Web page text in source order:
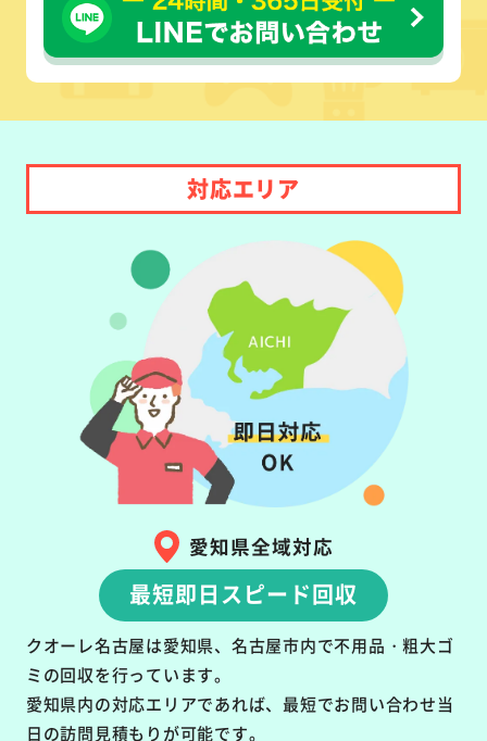
対応エリア
愛知県全域対応
最短即日スピード回収
クオーレ名古屋は愛知県、名古屋市内で不用品・粗大ゴ
ミの回収を行っています。
愛知県内の対応エリアであれば、最短でお問い合わせ当
日の訪問見積もりが可能です。